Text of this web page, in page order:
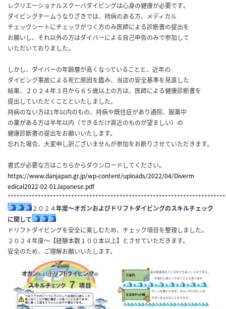
レクリエーショナルスクーバダイビングは心身の健康が必要です。
ダイビングチームうなりざきでは、持病のある方、メディカル
チェックシートにチェックがつく方のみ医師による診断書の提出を
お願いし、それ以外の方はダイバーによる自己申告のみで参加して
いただいておりました。
しかし、 ダイバーの年齢層が高くなっていることと、近年の
ダイビング事故による死亡原因を鑑み、当店の安全基準を見直した
結果、２０２４年３月から６５歳以上の方は、医師による健康診断書を
提出していただくことといたしました。
持病のない方は1年以内のもの、持病や既往症があり通院、服薬中
の薬がある方は半年以内（できるだけ直近のものが望ましい）の
健康診断書の提出をお願いいたします。
忘れた場合、大変申し訳ございませんが参加をお断りさせていただきます。
書式が必要な方はこちらからダウンロードしてください。
https://www.danjapan.gr.jp/wp-content/uploads/2022/04/Diverm
edical2022-02-01Japanese.pdf
２０２４年度～オガンおよびドリフトダイビングのスキルチェック
に関して
ドリフトダイビングを安全に楽しむため、チェック項目を整理しました。
２０２４年度～【経験本数１００本以上】とさせていただきます。
安全のため、ご理解お願いいたします。